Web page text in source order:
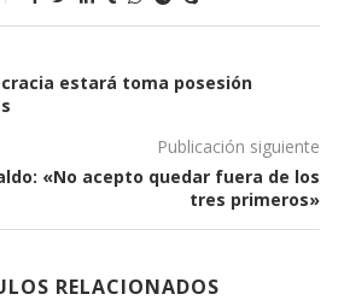
estará toma posesión
Publicación siguiente
«No acepto quedar fuera de los
tres primeros»
RELACIONADOS